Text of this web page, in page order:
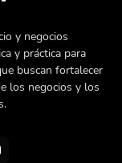
y negocios
y práctica para
buscan fortalecer
los negocios y los